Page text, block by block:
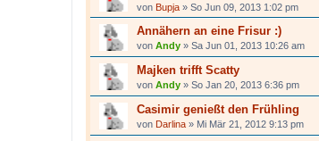
von Bupja » So Jun 09, 2013 1:02 pm
Annähern an eine Frisur :)
von Andy » Sa Jun 01, 2013 10:26 am
Majken trifft Scatty
von Andy » So Jan 20, 2013 6:36 pm
Casimir genießt den Frühling
von Darlina » Mi Mär 21, 2012 9:13 pm